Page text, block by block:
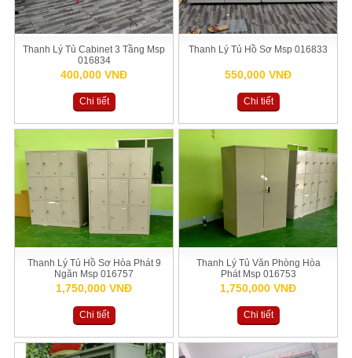
Thanh Lý Tủ Cabinet 3 Tầng Msp
016834
400,000 VNĐ
Chi tiết
Thanh Lý Tủ Hồ Sơ Msp 016833
550,000 VNĐ
Chi tiết
Thanh Lý Tủ Hồ Sơ Hòa Phát 9
Ngăn Msp 016757
1,750,000 VNĐ
Chi tiết
Thanh Lý Tủ Văn Phòng Hòa
Phát Msp 016753
1,750,000 VNĐ
Chi tiết